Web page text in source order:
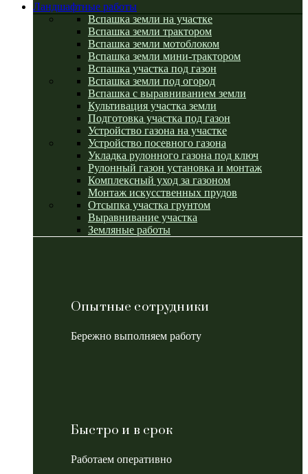
Ландшафтные работы
Вспашка земли на участке
Вспашка земли трактором
Вспашка земли мотоблоком
Вспашка земли мини-трактором
Вспашка участка под газон
Вспашка земли под огород
Вспашка с выравниванием земли
Культивация участка земли
Подготовка участка под газон
Устройство газона на участке
Устройство посевного газона
Укладка рулонного газона под ключ
Рулонный газон установка и монтаж
Комплексный уход за газоном
Монтаж искусственных прудов
Отсыпка участка грунтом
Выравнивание участка
Земляные работы
Опытные сотрудники
Бережно выполняем работу
Быстро и в срок
Работаем оперативно